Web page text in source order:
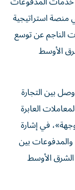
منصة استراتيجية
الناجم عن توسع
الأوسط
بين التجارة
العابرة
في إشارة
بين
الأوسط